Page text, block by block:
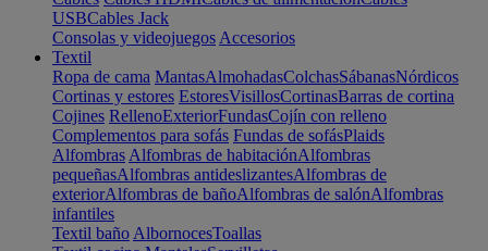
USBCables Jack
Consolas y videojuegos Accesorios
Textil
Ropa de cama MantasAlmohadasColchasSábanasNórdicos
Cortinas y estores EstoresVisillosCortinasBarras de cortina
Cojines RellenoExteriorFundasCojín con relleno
Complementos para sofás Fundas de sofásPlaids
Alfombras Alfombras de habitaciónAlfombras
pequeñasAlfombras antideslizantesAlfombras de
exteriorAlfombras de bañoAlfombras de salónAlfombras
infantiles
Textil baño AlbornocesToallas